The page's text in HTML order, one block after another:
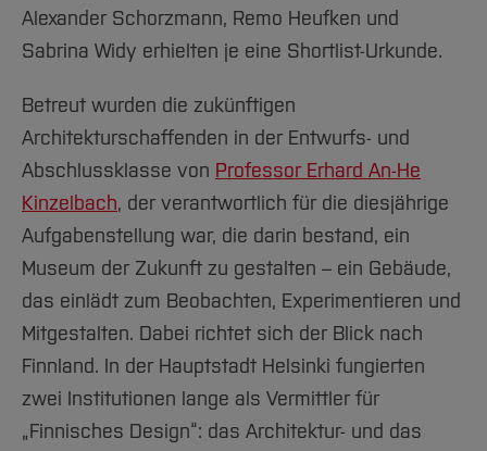
Alexander Schorzmann, Remo Heufken und
Sabrina Widy erhielten je eine Shortlist-Urkunde.
Betreut wurden die zukünftigen
Architekturschaffenden in der Entwurfs- und
Abschlussklasse von Professor Erhard An-He
Kinzelbach, der verantwortlich für die diesjährige
Aufgabenstellung war, die darin bestand, ein
Museum der Zukunft zu gestalten – ein Gebäude,
das einlädt zum Beobachten, Experimentieren und
Mitgestalten. Dabei richtet sich der Blick nach
Finnland. In der Hauptstadt Helsinki fungierten
zwei Institutionen lange als Vermittler für
„Finnisches Design“: das Architektur- und das